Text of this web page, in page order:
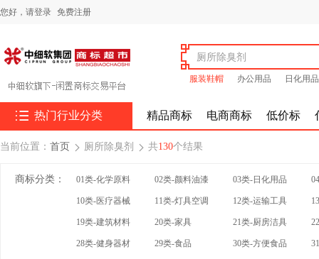
您好， 请登录 免费注册
服装鞋帽 办公用品 日化用品
 热门行业分类 精品商标 电商商标 低价标
当前位置： 首页  厕所除臭剂  共130个结果
商标分类： 01类-化学原料 02类-颜料油漆 03类-日化用品
10类-医疗器械 11类-灯具空调 12类-运输工具
19类-建筑材料 20类-家具 21类-厨房洁具
28类-健身器材 29类-食品 30类-方便食品